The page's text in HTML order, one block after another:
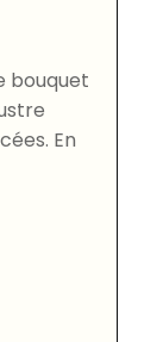
bouquet
En